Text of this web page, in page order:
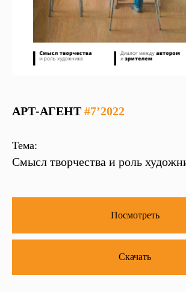
АРТ-АГЕНТ #7’2022
Тема:
Смысл творчества и роль
Посмотреть
Скачать